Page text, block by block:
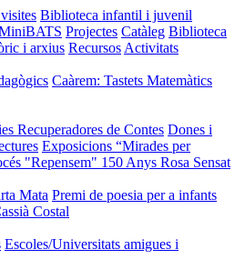
Biblioteca infantil i juvenil
Projectes Catàleg Biblioteca
i arxius Recursos Activitats
Caàrem: Tastets Matemàtics
Recuperadores de Contes Dones i
Exposicions “Mirades per
"Repensem" 150 Anys Rosa Sensat
Mata Premi de poesia per a infants
Costal
Escoles/Universitats amigues i